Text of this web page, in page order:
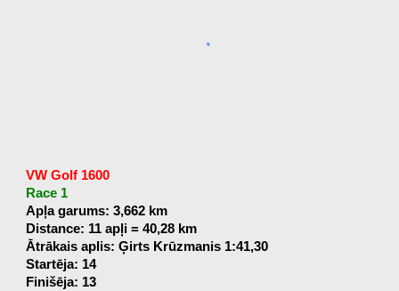
VW Golf 1600
Race 1
Apļa garums: 3,662 km
Distance: 11 apļi = 40,28 km
Ātrākais aplis: Ģirts Krūzmanis 1:41,30
Startēja: 14
Finišēja: 13